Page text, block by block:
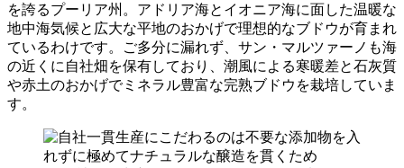
を誇るプーリア州。アドリア海とイオニア海に面した温暖な
地中海気候と広大な平地のおかげで理想的なブドウが育まれ
ているわけです。ご多分に漏れず、サン・マルツァーノも海
の近くに自社畑を保有しており、潮風による寒暖差と石灰質
や赤土のおかげでミネラル豊富な完熟ブドウを栽培していま
す。